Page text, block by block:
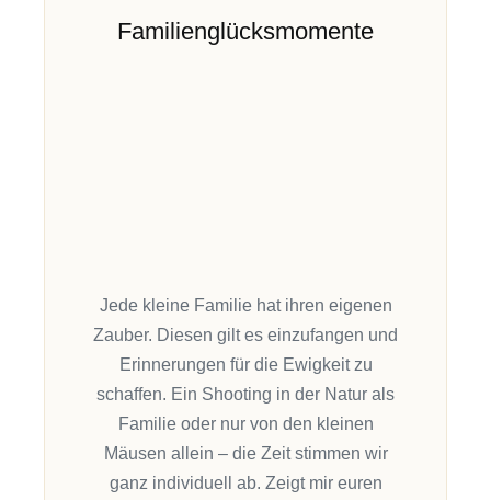
Familienglücksmomente
Jede kleine Familie hat ihren eigenen
Zauber. Diesen gilt es einzufangen und
Erinnerungen für die Ewigkeit zu
schaffen. Ein Shooting in der Natur als
Familie oder nurvon den kleinen
Mäusen allein – die Zeit stimmen wir
ganz individuell ab. Zeigt mir euren